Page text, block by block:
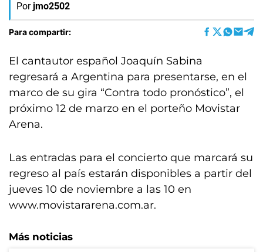
Por jmo2502
Para compartir:
El cantautor español Joaquín Sabina
regresará a Argentina para presentarse, en el
marco de su gira “Contra todo pronóstico”, el
próximo 12 de marzo en el porteño Movistar
Arena.
Las entradas para el concierto que marcará su
regreso al país estarán disponibles a partir del
jueves 10 de noviembre a las 10 en
www.movistararena.com.ar.
Más noticias